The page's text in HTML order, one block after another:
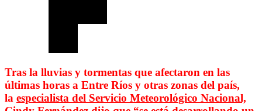
Tras la lluvias y tormentas que afectaron en las
últimas horas a Entre Ríos y otras zonas del país,
la especialista del Servicio Meteorológico Nacional,